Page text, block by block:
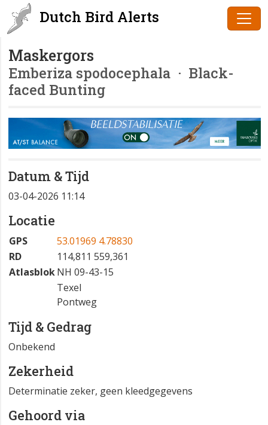
Dutch Bird Alerts
Maskergors
Emberiza spodocephala · Black-
faced Bunting
Datum & Tijd
03-04-2026 11:14
Locatie
GPS
53.01969 4.78830
RD
114,811 559,361
AtlasblokNH 09-43-15
Texel
Pontweg
Tijd & Gedrag
Onbekend
Zekerheid
Determinatie zeker, geen kleedgegevens
Gehoord via